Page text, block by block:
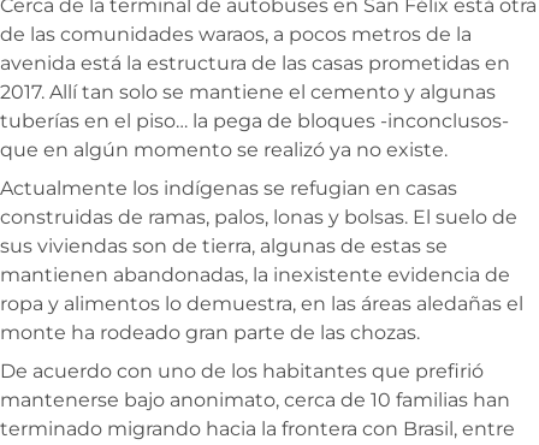
Cerca de la terminal de autobuses en San Félix está otra
de las comunidades waraos, a pocos metros de la
avenida está la estructura de las casas prometidas en
2017. Allí tan solo se mantiene el cemento y algunas
tuberías en el piso… la pega de bloques -inconclusos-
que en algún momento se realizó ya no existe.
Actualmente los indígenas se refugian en casas
construidas de ramas, palos, lonas y bolsas. El suelo de
sus viviendas son de tierra, algunas de estas se
mantienen abandonadas, la inexistente evidencia de
ropa y alimentos lo demuestra, en las áreas aledañas el
monte ha rodeado gran parte de las chozas.
De acuerdo con uno de los habitantes que prefirió
mantenerse bajo anonimato, cerca de 10 familias han
terminado migrando hacia la frontera con Brasil, entre